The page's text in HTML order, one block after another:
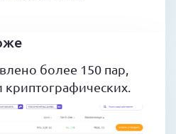
более 150 пар,
криптографических.